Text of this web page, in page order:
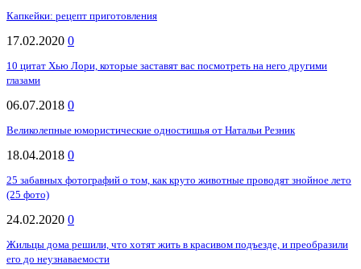
Капкейки: рецепт приготовления
17.02.2020 0
10 цитат Хью Лори, которые заставят вас посмотреть на него другими
глазами
06.07.2018 0
Великолепные юмористические одностишья от Натальи Резник
18.04.2018 0
25 забавных фотографий о том, как круто животные проводят знойное лето
(25 фото)
24.02.2020 0
Жильцы дома решили, что хотят жить в красивом подъезде, и преобразили
его до неузнаваемости